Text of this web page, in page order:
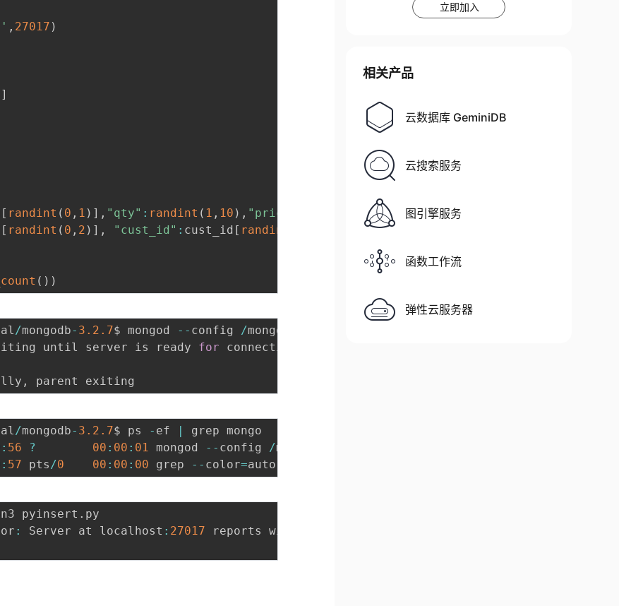
, 27017 )
]
[ randint ( 0 , 1 ) ] , "qty" : randint ( 1 , 10 ) , "price" 0,5)}
[ randint ( 0 , 2 ) ] , "cust_id" : cust_id [ randint "price"
( ) )
/mongodb- 3.2 .7$ mongod -- config /mongodb
until server is ready for connections
,
/mongodb- 3.2 .7$ ps - ef |
grep mongo
: 56 ? 00 : 00 : 01 mongod -- config /mongodb
: 57 pts /0 00 : 00 : 00 grep -- color=
pyinsert . py
: Server at localhost : 27017 reports wire version
立即加入
相关产品
云数据库 GeminiDB
云搜索服务
图引擎服务
函数工作流
弹性云服务器